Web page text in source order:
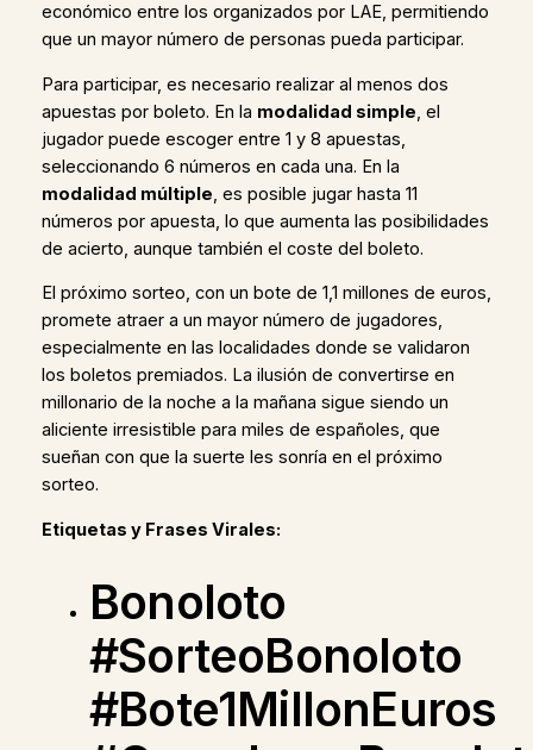
económico entre los organizados por LAE, permitiendo
que un mayor número de personas pueda participar.
Para participar, es necesario realizar al menos dos
apuestas por boleto. En la modalidad simple, el
jugador puede escoger entre 1 y 8 apuestas,
seleccionando 6 números en cada una. En la
modalidad múltiple, es posible jugar hasta 11
números por apuesta, lo que aumenta las posibilidades
de acierto, aunque también el coste del boleto.
El próximo sorteo, con un bote de 1,1 millones de euros,
promete atraer a un mayor número de jugadores,
especialmente en las localidades donde se validaron
los boletos premiados. La ilusión de convertirse en
millonario de la noche a la mañana sigue siendo un
aliciente irresistible para miles de españoles, que
sueñan con que la suerte les sonría en el próximo
sorteo.
Etiquetas y Frases Virales:
Bonoloto
#SorteoBonoloto
#Bote1MillonEuros